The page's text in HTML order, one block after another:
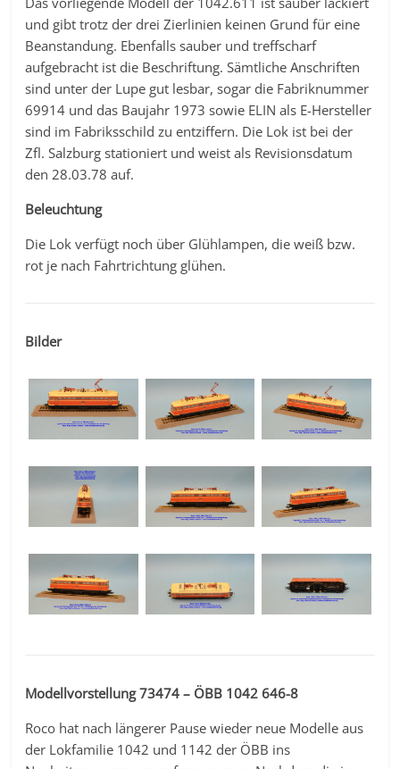
und gibt trotz der drei Zierlinien keinen Grund für eine
Beanstandung. Ebenfalls sauber und treffscharf
aufgebracht ist die Beschriftung. Sämtliche Anschriften
sind unter der Lupe gut lesbar, sogar die Fabriknummer
69914 und das Baujahr 1973 sowie ELIN als E-Hersteller
sind im Fabriksschild zu entziffern. Die Lok ist bei der
Zfl. Salzburg stationiert und weist als Revisionsdatum
den 28.03.78 auf.
Beleuchtung
Die Lok verfügt noch über Glühlampen, die weiß bzw.
rot je nach Fahrtrichtung glühen.
Bilder
Modellvorstellung 73474 – ÖBB 1042 646-8
Roco hat nach längerer Pause wieder neue Modelle aus
der Lokfamilie 1042 und 1142 der ÖBB ins